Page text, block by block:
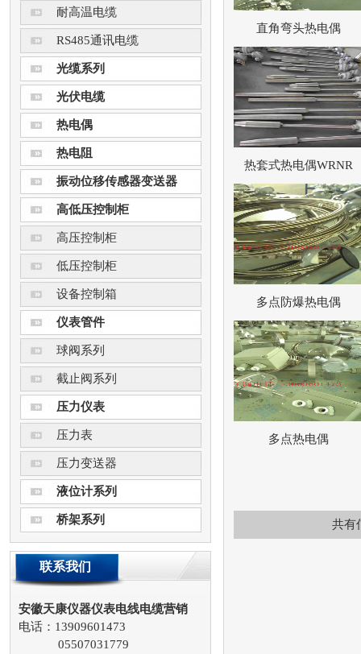
耐高温电缆
RS485通讯电缆
光缆系列
光伏电缆
热电偶
热电阻
振动位移传感器变送器
高低压控制柜
高压控制柜
低压控制柜
设备控制箱
仪表管件
球阀系列
截止阀系列
压力仪表
压力表
压力变送器
液位计系列
桥架系列
联系我们
安徽天康仪器仪表电线电缆营销
电话：13909601473
05507031779
直角弯头热电偶
热套式热电偶WRNR
多点防爆热电偶
多点热电偶
共有